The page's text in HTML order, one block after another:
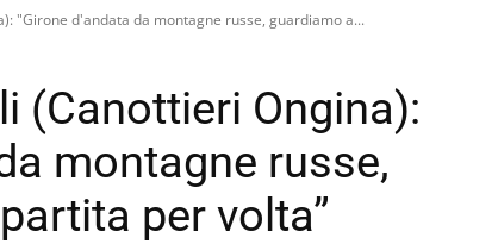
"Girone d'andata da montagne russe, guardiamo a...
(Canottieri Ongina):
montagne russe,
per volta”